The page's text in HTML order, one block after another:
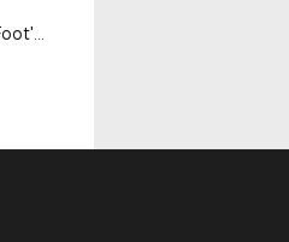
District de Vendée : 15e édition de Foot'Océane